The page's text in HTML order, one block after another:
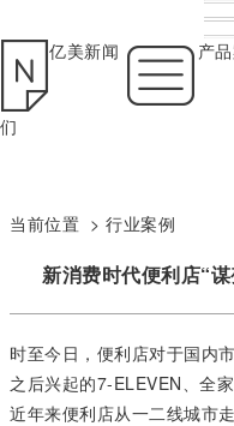
亿美新闻 产
们
当前位置 > 行业案例
新消费时代便利店“
时至今日，便利店对于国内
之后兴起的7-ELEVEN、全
近年来便利店从一二线城市